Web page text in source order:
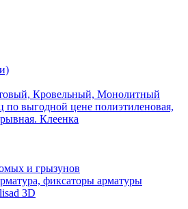
Кровельный, Монолитный
по выгодной цене полиэтиленовая,
Клеенка
и грызунов
фиксаторы арматуры
3D